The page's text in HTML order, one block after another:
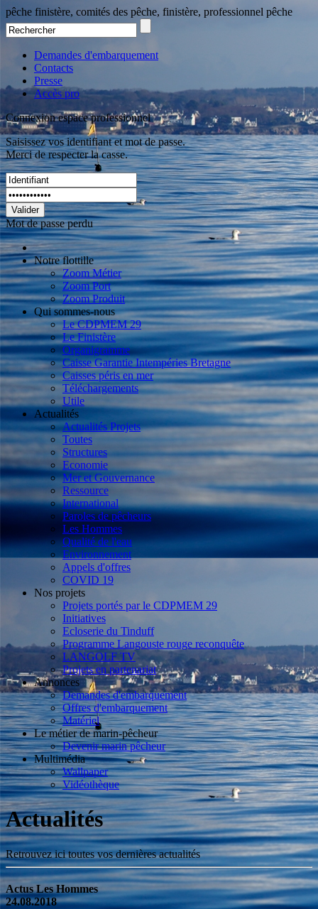
pêche finistère, comités des pêche, finistère, professionnel pêche
Demandes d'embarquement
Contacts
Presse
Accès pro
Connexion espace professionnel
Saisissez vos identifiant et mot de passe.
Merci de respecter la casse.
Valider
Mot de passe perdu
Notre flottille
Zoom Métier
Zoom Port
Zoom Produit
Qui sommes-nous
Le CDPMEM 29
Le Finistère
Organigramme
Caisse Garantie Intempéries Bretagne
Caisses péris en mer
Téléchargements
Utile
Actualités
Actualités Projets
Toutes
Structures
Economie
Mer et Gouvernance
Ressource
International
Paroles de pêcheurs
Les Hommes
Qualité de l'eau
Environnement
Appels d'offres
COVID 19
Nos projets
Projets portés par le CDPMEM 29
Initiatives
Ecloserie du Tinduff
Programme Langouste rouge reconquête
LANGOLF TV
Projets en partenariat
Annonces
Demandes d'embarquement
Offres d'embarquement
Matériel
Le métier de marin-pêcheur
Devenir marin pêcheur
Multimédia
Wallpaper
Vidéothèque
Actualités
Retrouvez ici toutes vos dernières actualités
Actus Les Hommes
24.08.2018